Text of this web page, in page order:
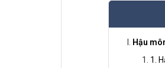
Hậu
1.